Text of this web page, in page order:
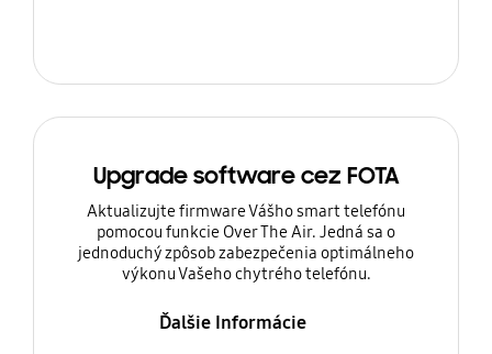
Upgrade software cez FOTA
Aktualizujte firmware Vášho smart telefónu
pomocou funkcie Over The Air. Jedná sa o
jednoduchý zpôsob zabezpečenia optimálneho
výkonu Vašeho chytrého telefónu.
Ďalšie Informácie